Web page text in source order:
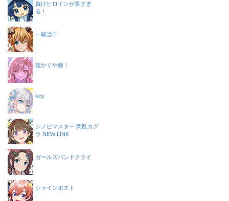
負けヒロインが多すぎ
る！
一騎当千
超かぐや姫！
key
シノビマスター 閃乱カグ
ラ NEW LINK
ガールズバンドクライ
シャインポスト